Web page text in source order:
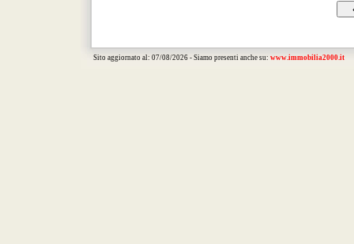
Sito aggiornato al: 07/08/2026 - Siamo presenti anche su: www.immobilia2000.it